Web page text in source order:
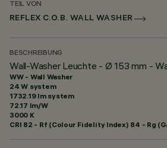
TEIL VON
REFLEX C.O.B. WALL WASHER
BESCHREIBUNG
Wall-Washer Leuchte - Ø 153 mm -
WW - Wall Washer
24 W system
1732.19 lm system
72.17 lm/W
3000 K
CRI 82 - Rf (Colour Fidelity Index) 84 - Rg